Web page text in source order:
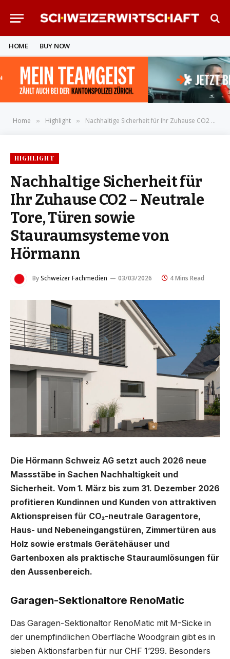
HOME BUY NOW
Home » Highlight » Nachhaltige Sicherheit für Ihr Zuhause CO2 – Neutrale Tore, Türen sowie Stauraumsysteme von Hörmann
HIGHLIGHT
Nachhaltige Sicherheit für
Ihr Zuhause CO2 – Neutrale
Tore, Türen sowie
Stauraumsysteme von
Hörmann
BySchweizer Fachmedien 03/03/2026 4 Mins Read
Die Hörmann Schweiz AG setzt auch 2026 neue
Massstäbe in Sachen Nachhaltigkeit und
Sicherheit. Vom 1. März bis zum 31. Dezember 2026
profitieren Kundinnen und Kunden von attraktiven
Aktionspreisen für CO₂-neutrale Garagentore,
Haus- und Nebeneingangstüren, Zimmertüren aus
Holz sowie erstmals Gerätehäuser und
Gartenboxen als praktische Stauraumlösungen für
den Aussenbereich.
Garagen-Sektionaltore RenoMatic
Das Garagen-Sektionaltor RenoMatic mit M-Sicke in
der unempfindlichen Oberfläche Woodgrain gibt es in
sieben Aktionsfarben für nur CHF 1’299. Besonders